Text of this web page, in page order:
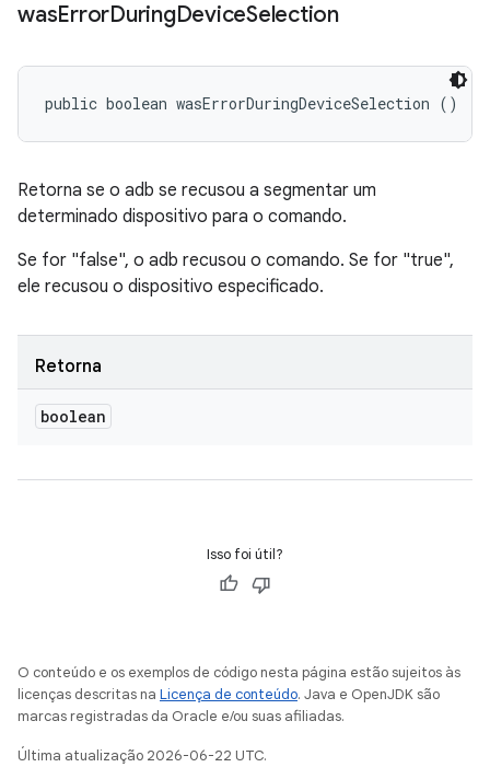
wasErrorDuringDeviceSelection
public boolean wasErrorDuringDeviceSelection ()
Retorna se o adb se recusou a segmentar um
determinado dispositivo para o comando.
Se for "false", o adb recusou o comando. Se for "true",
ele recusou o dispositivo especificado.
Retorna
boolean
Isso foi útil?
O conteúdo e os exemplos de código nesta página estão sujeitos às
licenças descritas na Licença de conteúdo. Java e OpenJDK são
marcas registradas da Oracle e/ou suas afiliadas.
Última atualização 2026-06-22 UTC.